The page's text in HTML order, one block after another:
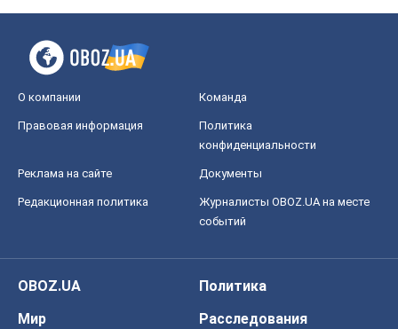
О компании Команда
Правовая информация
Политика
конфиденциальности
Реклама на сайте Документы
Редакционная политика
Журналисты OBOZ.UA на месте
событий
OBOZ.UA
Политика
Мир
Расследования